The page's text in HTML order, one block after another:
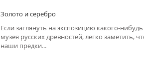
Золото и серебро
Если заглянуть на экспозицию какого-нибудь
музея русских древностей, легко заметить,
наши предки...